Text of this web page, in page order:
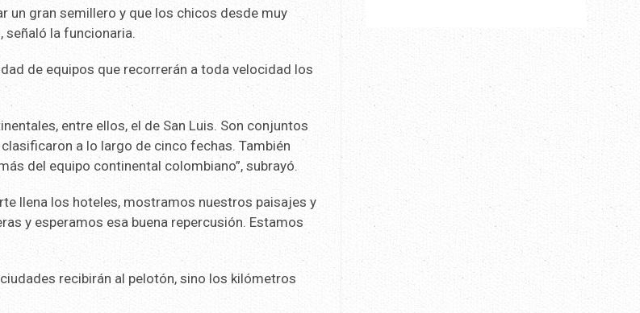
un gran semillero y que los chicos desde muy
señaló la funcionaria.
de equipos que recorrerán a toda velocidad los
entre ellos, el de San Luis. Son conjuntos
a lo largo de cinco fechas. También
del equipo continental colombiano”, subrayó.
llena los hoteles, mostramos nuestros paisajes y
y esperamos esa buena repercusión. Estamos
recibirán al pelotón, sino los kilómetros